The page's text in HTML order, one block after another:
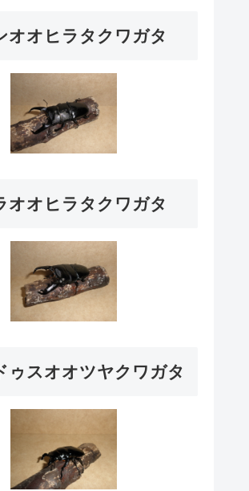
オオヒラタクワガタ
オオヒラタクワガタ
ゥスオオツヤクワガタ